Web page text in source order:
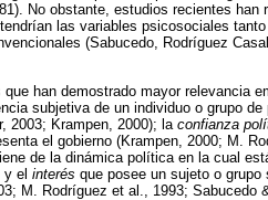
No obstante, estudios recientes
las variables psicosociales
(Sabucedo, Rodríguez
han demostrado mayor relevancia
subjetiva de un individuo o grupo
2003; Krampen, 2000); la confianza
el gobierno (Krampen, 2000; M.
de la dinámica política en la cual
y el interés que posee un sujeto o
M. Rodríguez et al., 1993; Sabucedo